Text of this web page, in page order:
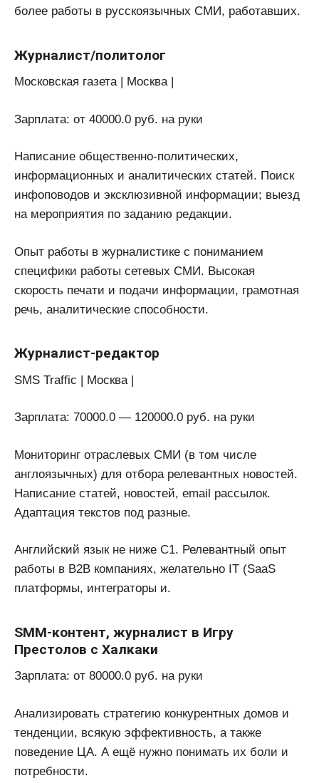
более работы в русскоязычных СМИ, работавших.
Журналист/политолог
Московская газета | Москва |
Зарплата: от 40000.0 руб. на руки
Написание общественно-политических,
информационных и аналитических статей. Поиск
инфоповодов и эксклюзивной информации; выезд
на мероприятия по заданию редакции.
Опыт работы в журналистике с пониманием
специфики работы сетевых СМИ. Высокая
скорость печати и подачи информации, грамотная
речь, аналитические способности.
Журналист-редактор
SMS Traffic | Москва |
Зарплата: 70000.0 — 120000.0 руб. на руки
Мониторинг отраслевых СМИ (в том числе
англоязычных) для отбора релевантных новостей.
Написание статей, новостей, email рассылок.
Адаптация текстов под разные.
Английский язык не ниже С1. Релевантный опыт
работы в B2B компаниях, желательно IT (SaaS
платформы, интеграторы и.
SMM-контент, журналист в Игру
Престолов с Халкаки
Зарплата: от 80000.0 руб. на руки
Анализировать стратегию конкурентных домов и
тенденции, всякую эффективность, а также
поведение ЦА. А ещё нужно понимать их боли и
потребности.